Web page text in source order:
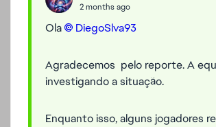
2 months ago
Ola DiegoSlva93​
Agradecemos pelo reporte. A
investigando a situação.
Enquanto isso, alguns jogadores